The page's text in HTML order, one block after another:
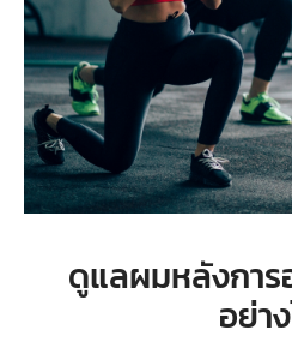
ดูแลผมหลังการ
อย่า